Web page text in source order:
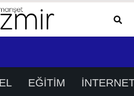
EĞİTİM